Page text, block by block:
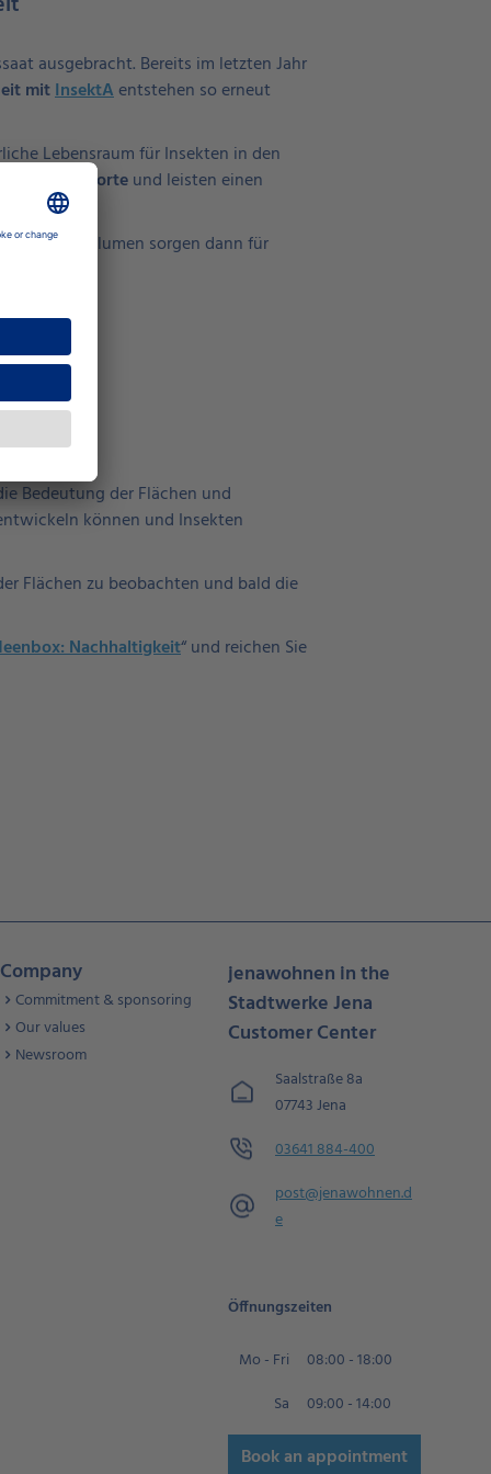
ausgebracht. Bereits im letzten Jahr
mitInsektAentstehen so erneut
Lebensraum für Insekten in den
Rückzugsorteund leisten einen
und Wildblumen sorgen dann für
Bedeutung der Flächen und
können und Insekten
Flächen zu beobachten und bald die
Nachhaltigkeit“ und reichen Sie
Company
Commitment & sponsoring
Our values
Newsroom
jenawohnen in the
Stadtwerke Jena
Customer Center
Saalstraße 8a
07743 Jena
03641 884-400
post@jenawohnen.d
e
Öffnungszeiten
Mo - Fri
08:00 - 18:00
Sa
09:00 - 14:00
Book an appointment